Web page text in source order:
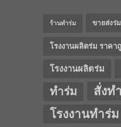
ร้านทำร่ม ขายส่งร่
โรงงานผลิตร่ม ราคา
โรงงานผลิตร่ม
ทำร่ม
สั่งท
โรงงานทำร่ม